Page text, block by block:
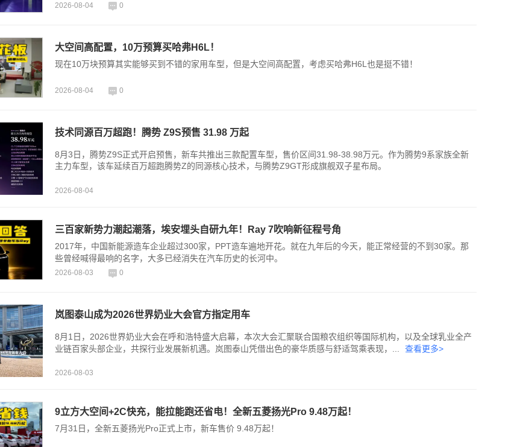
2026-08-04 0
大空间高配置，10万预算买哈弗H6L！
现在10万块预算其实能够买到不错的家用车型，但是大空间高配置，考虑买哈弗H6L也是挺不错！
2026-08-04 0
技术同源百万超跑！腾势 Z9S预售 31.98 万起
8月3日，腾势Z9S正式开启预售，新车共推出三款配置车型，售价区间31.98-38.98万元。作为腾势9系家族全新
主力车型，该车延续百万超跑腾势Z的同源核心技术，与腾势Z9GT形成旗舰双子星布局。
2026-08-04
三百家新势力潮起潮落，埃安埋头自研九年！Ray 7吹响新征程号角
2017年，中国新能源造车企业超过300家，PPT造车遍地开花。就在九年后的今天，能正常经营的不到30家。那
些曾经喊得最响的名字，大多已经消失在汽车历史的长河中。
2026-08-03 0
岚图泰山成为2026世界奶业大会官方指定用车
8月1日，2026世界奶业大会在呼和浩特盛大启幕，本次大会汇聚联合国粮农组织等国际机构，以及全球乳业全产
业链百家头部企业，共探行业发展新机遇。岚图泰山凭借出色的豪华质感与舒适驾乘表现，...
查看更多>
2026-08-03
9立方大空间+2C快充，能拉能跑还省电！全新五菱扬光Pro 9.48万起！
7月31日，全新五菱扬光Pro正式上市，新车售价 9.48万起！